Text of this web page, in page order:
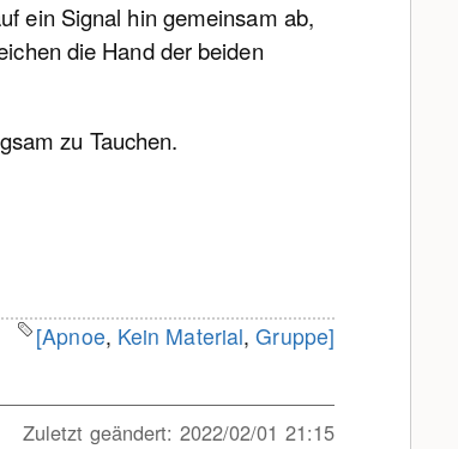
ein Signal hin gemeinsam ab,
die Hand der beiden
zu Tauchen.
[Apnoe, Kein Material,Gruppe]
Zuletzt geändert: 2022/02/01 21:15